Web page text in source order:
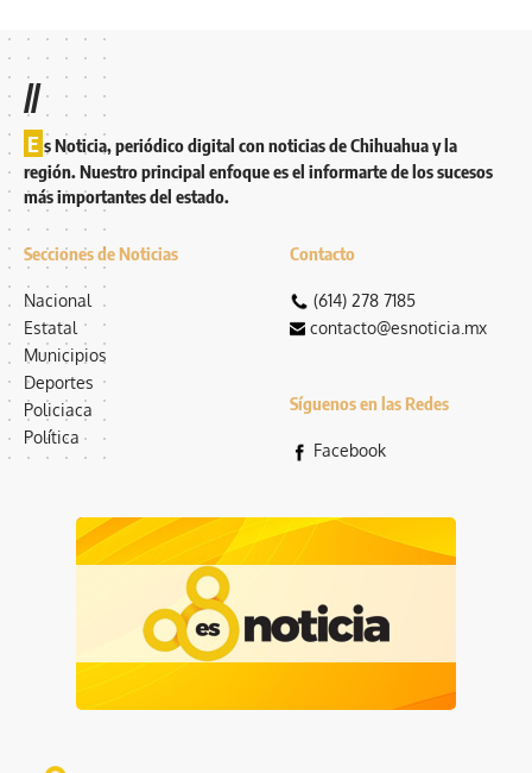
//
E s Noticia, periódico digital con noticias de Chihuahua y la
región. Nuestro principal enfoque es el informarte de los sucesos
más importantes del estado.
Secciones de Noticias
Nacional
Estatal
Municipios
Deportes
Policiaca
Política
Contacto
(614) 278 7185
contacto@esnoticia.mx
Síguenos en las Redes
Facebook